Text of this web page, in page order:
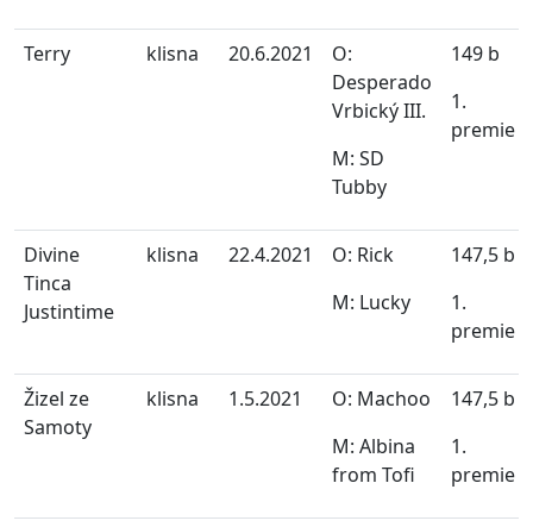
Terry klisna 20.6.2021
O:
Desperado
Vrbický III.
M: SD
Tubby
149 b
1.
premie
Divine
Tinca
Justintime
klisna 22.4.2021
O: Rick
M: Lucky
147,5 b
1.
premie
Žizel ze
Samoty
klisna 1.5.2021
O: Machoo
M: Albina
from Tofi
147,5 b
1.
premie